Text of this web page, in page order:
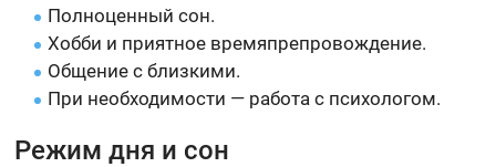
Полноценный сон.
Хобби и приятное времяпрепровождение.
Общение с близкими.
При необходимости — работа с психологом.
Режим дня и сон